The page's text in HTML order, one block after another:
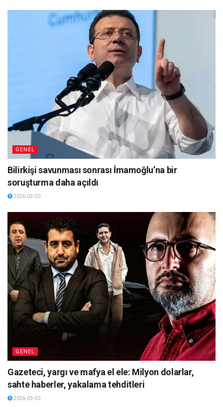
GENEL
Bilirkişi savunması sonrası İmamoğlu’na bir
soruşturma daha açıldı
2026-03-30
GENEL
Gazeteci, yargı ve mafya el ele: Milyon dolarlar,
sahte haberler, yakalama tehditleri
2026-03-30